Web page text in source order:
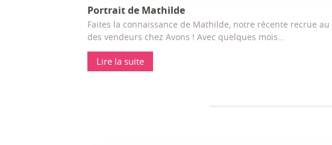
Portrait de Mathilde
Faites la connaissance de Mathilde, notre récente recrue au
des vendeurs chez Avons ! Avec quelques mois…
Lire la suite